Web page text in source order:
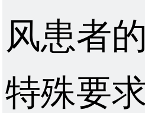
风患者
特殊要